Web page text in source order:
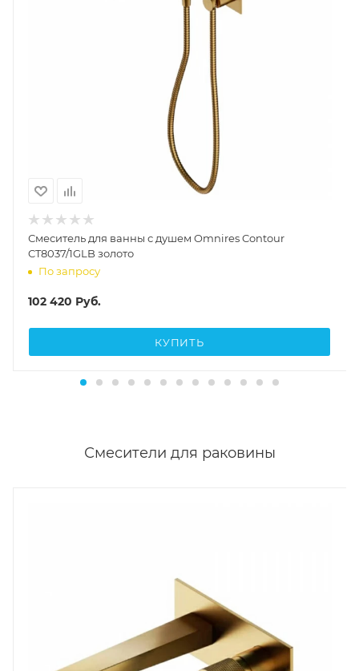
Смеситель для ванны с душем Omnires Contour
CT8037/1GLB золото
По запросу
102 420 Руб.
КУПИТЬ
Смесители для раковины